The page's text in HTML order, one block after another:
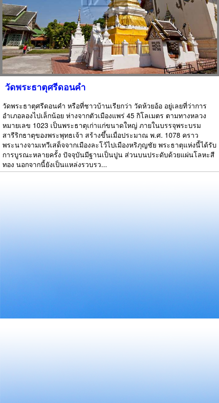
วัดพระธาตุศรีดอนคำ
วัดพระธาตุศรีดอนคำ หรือที่ชาวบ้านเรียกว่า วัดห้วยอ้อ อยู่เลยที่ว่าการ
อำเภอลองไปเล็กน้อย ห่างจากตัวเมืองแพร่ 45 กิโลเมตร ตามทางหลวง
หมายเลข 1023 เป็นพระธาตุเก่าแก่ขนาดใหญ่ ภายในบรรจุพระบรม
สารีริกธาตุของพระพุทธเจ้า สร้างขึ้นเมื่อประมาณ พ.ศ. 1078 คราว
พระนางจามเทวีเสด็จจากเมืองละโว้ไปเมืองหริภุญชัย พระธาตุแห่งนี้ได้รับ
การบูรณะหลายครั้ง ปัจจุบันมีฐานเป็นปูน ส่วนบนประดับด้วยแผ่นโลหะสี
ทอง นอกจากนี้ยังเป็นแหล่งรวบรว...